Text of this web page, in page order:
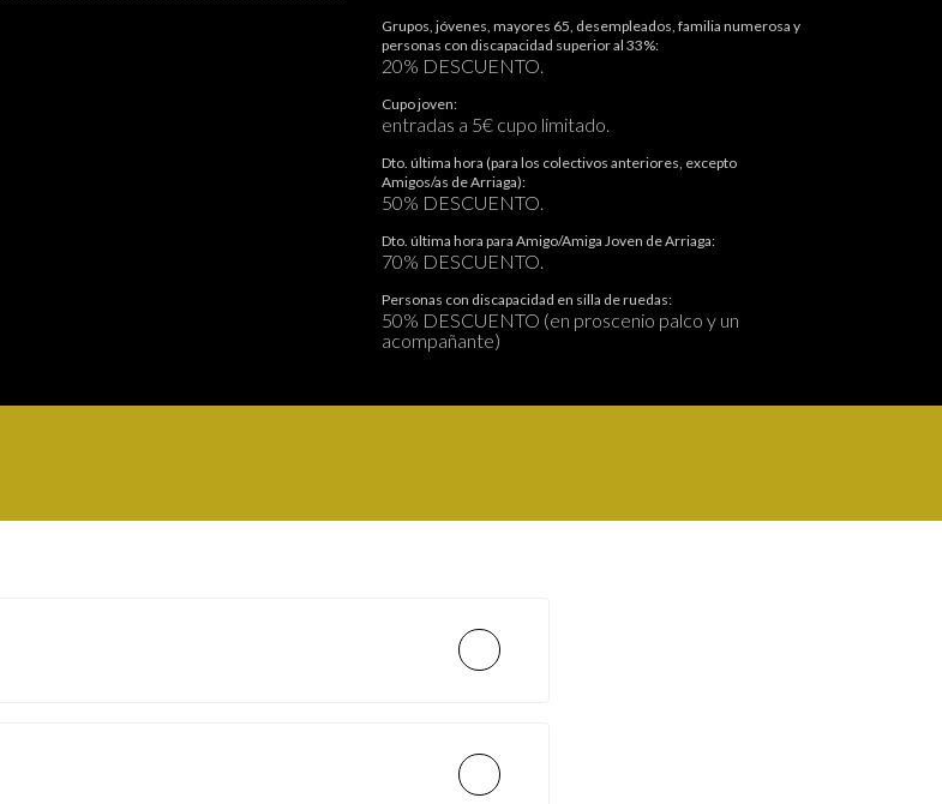
Grupos, jóvenes, mayores 65, desempleados, familia numerosa y
personas con discapacidad superior al 33%:
20% DESCUENTO.
Cupo joven:
entradas a 5€ cupo limitado.
Dto. última hora (para los colectivos anteriores, excepto
Amigos/as de Arriaga):
50% DESCUENTO.
Dto. última hora para Amigo/Amiga Joven de Arriaga:
70% DESCUENTO.
Personas con discapacidad en silla de ruedas:
50% DESCUENTO (en proscenio palco y un
acompañante)